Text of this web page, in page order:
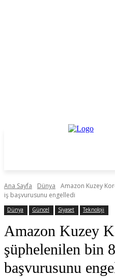
Ana Sayfa Dünya
Amazon Kuzey
iş başvurusunu engelledi
Dünya Güncel Siyaset Teknoloji
Amazon Kuzey
şüphelenilen bin
başvurusunu